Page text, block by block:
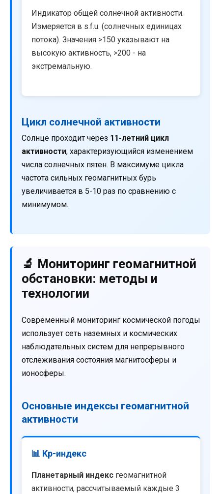
Индикатор общей солнечной активности.
Измеряется в s.f.u. (солнечных единицах
потока). Значения >150 указывают на
высокую активность, >200 - на
экстремальную.
Цикл солнечной активности
Солнце проходит через 11-летний цикл
активности, характеризующийся изменением
числа солнечных пятен. В максимуме цикла
частота сильных геомагнитных бурь
увеличивается в 5-10 раз по сравнению с
минимумом.
🔬 Мониторинг геомагнитной
обстановки: методы и
технологии
Современный мониторинг космической погоды
использует сеть наземных и космических
наблюдательных систем для непрерывного
отслеживания состояния магнитосферы и
ионосферы.
Основные индексы геомагнитной
активности
📊 Kp-индекс
Планетарный индекс геомагнитной
активности, рассчитываемый каждые 3